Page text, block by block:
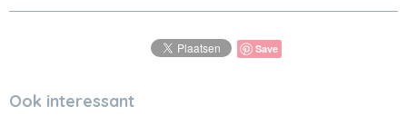
Save
Ook interessant